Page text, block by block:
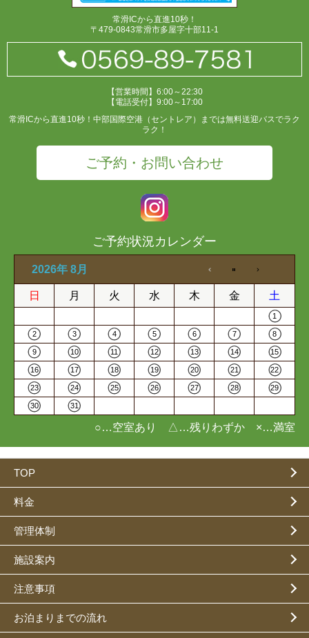
常滑ICから直進10秒！
〒479-0843常滑市多屋字十部11-1
【営業時間】6:00～22:30
【電話受付】9:00～17:00
常滑ICから直進10秒！中部国際空港（セントレア）までは無料送迎バスでラク
ラク！
ご予約・お問い合わせ
ご予約状況カレンダー
2026年 8月
日 月 火 水 木 金 土
1
2 3 4 5 6 7 8
9 10 11 12 13 14 15
16 17 18 19 20 21 22
23 24 25 26 27 28 29
30 31
○…空室あり △…残りわずか ×…満室
TOP
料金
管理体制
施設案内
注意事項
お泊まりまでの流れ